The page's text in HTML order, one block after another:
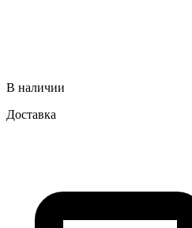
В наличии
Доставка